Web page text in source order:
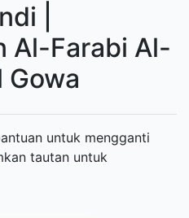
|
Al-Farabi Al-
Gowa
untuk mengganti
tautan untuk